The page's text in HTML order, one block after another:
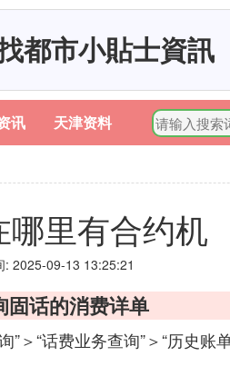
都市小貼士資訊
讯 天津资料
里有合约机
: 2025-09-13 13:25:21
固话的消费详单
”＞“话费业务查询”＞“历史账